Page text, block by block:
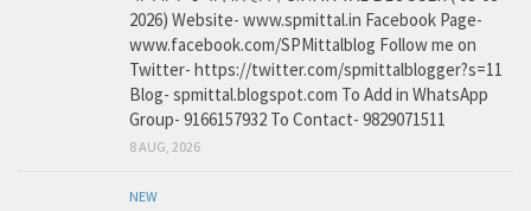
2026) Website- www.spmittal.in Facebook Page-
www.facebook.com/SPMittalblog Follow me on
Twitter- https://twitter.com/spmittalblogger?s=11
Blog- spmittal.blogspot.com To Add in WhatsApp
Group- 9166157932 To Contact- 9829071511
8 AUG, 2026
NEW